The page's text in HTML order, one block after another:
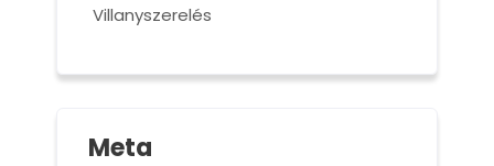
Villanyszerelés
Meta